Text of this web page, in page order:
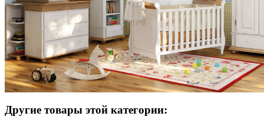
Другие товары этой категории: